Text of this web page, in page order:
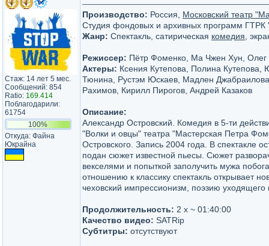
Стаж: 14 лет 5 мес.
Сообщений: 854
Ratio: 169.414
Поблагодарили:
61754
100%
Откуда: Файна
Юкрайна
Производство: Россия, Московский театр
Студия фондовых и архивных программ ГТРК
Жанр: Спектакль, сатирическая комедия ,
Режиссер: Пётр Фоменко, Ма Чжен Хун, Олег
Актеры: Ксения Кутепова, Полина Кутепова,
Тюнина, Рустэм Юскаев, Мадлен
Рахимов, Кирилл Пирогов, Андрей Казаков
Описание:
Александр Островский. Комедия в 5-ти
"Волки и овцы" театра "Мастерская Петра
Островского. Запись 2004 года. В спектакле
подан сюжет известной пьесы. Сюжет
векселями и попыткой заполучить мужа
отношению к классику спектакль открывает
чеховский импрессионизм, поэзию
Продолжительность: 2 x ~ 01:40:00
Качество видео: SATRip
Субтитры: отсутствуют